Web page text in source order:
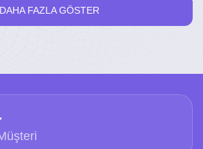
DAHA FAZLA GÖSTER